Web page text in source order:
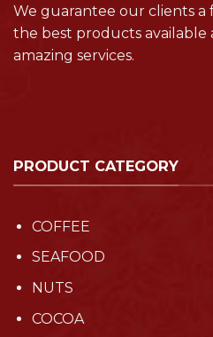
We guarantee our clients a
the best products available
amazing services.
PRODUCT CATEGORY
COFFEE
SEAFOOD
NUTS
COCOA